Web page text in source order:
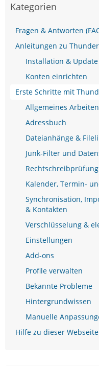
Kategorien
Fragen & Antworten
Anleitungen zu
Installation & Update
Konten einrichten
Erste Schritte mit
Allgemeines Arbeiten
Adressbuch
Dateianhänge &
Junk-Filter und
Rechtschreibprüfung
Kalender, Termin-
Synchronisation,
& Kontakten
Verschlüsselung &
Einstellungen
Add-ons
Profile verwalten
Bekannte Probleme
Hintergrundwissen
Manuelle
Hilfe zu dieser Webseite